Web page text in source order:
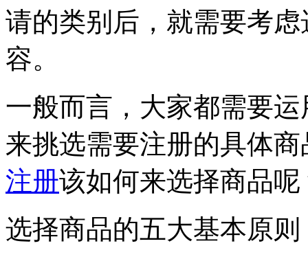
请的类别后，就需要考
容。
一般而言，大家都需要
来挑选需要注册的具体
注册该如何来选择商品呢
选择商品的五大基本原则